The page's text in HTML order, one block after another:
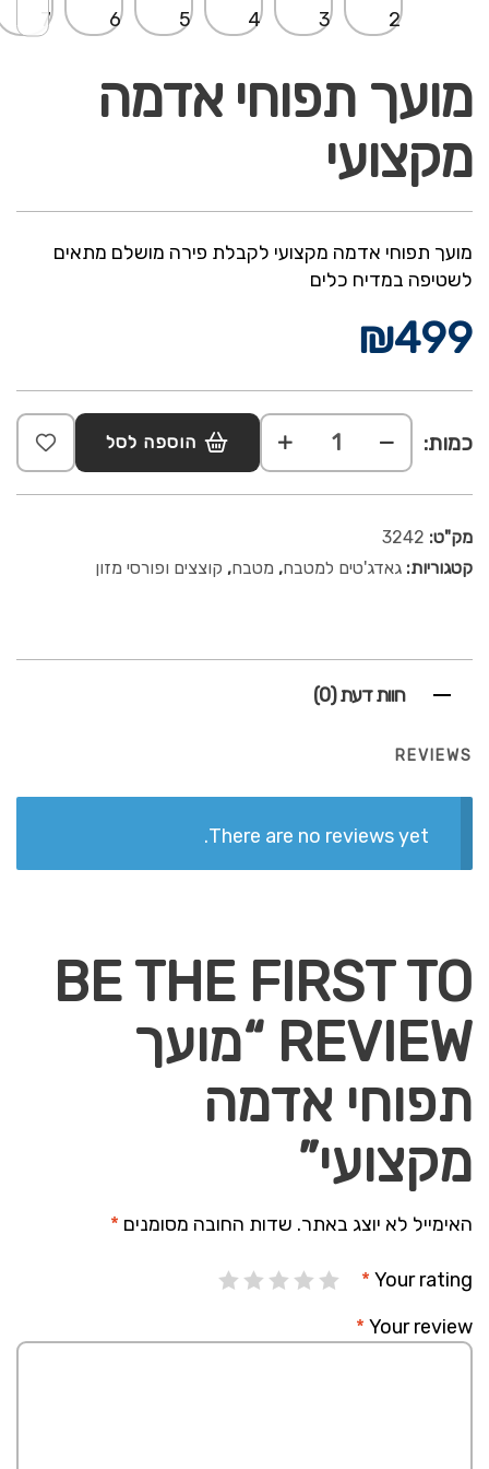
מועך תפוחי אדמה
מקצועי
מועך תפוחי אדמה מקצועי לקבלת פירה מושלם מתאים
לשטיפה במדיח כלים
₪499
כמות: הוספה לסל
מק"ט: 3242
קטגוריות: גאדג'טים למטבח, מטבח, קוצצים ופורסי מזון
חוות דעת (0)
REVIEWS
There are no reviews yet.
BE THE FIRST TO
REVIEW “מועך
תפוחי אדמה
מקצועי”
האימייל לא יוצג באתר. שדות החובה מסומנים *
Your rating
*
Your review
*